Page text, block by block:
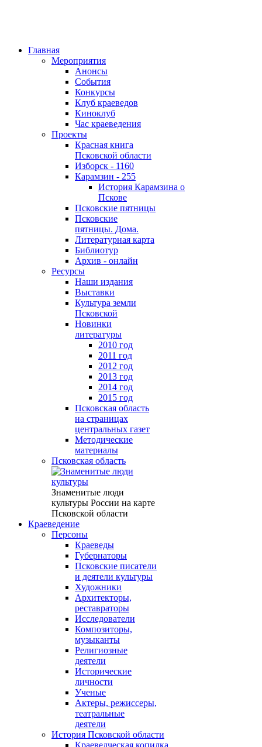
Главная
Мероприятия
Анонсы
События
Конкурсы
Клуб краеведов
Киноклуб
Час краеведения
Проекты
Красная книга
Псковской области
Изборск - 1160
Карамзин - 255
История Карамзина о
Пскове
Псковские пятницы
Псковские
пятницы. Дома.
Литературная карта
Библиотур
Архив - онлайн
Ресурсы
Наши издания
Выставки
Культура земли
Псковской
Новинки
литературы
2010 год
2011 год
2012 год
2013 год
2014 год
2015 год
Псковская область
на страницах
центральных газет
Методические
материалы
Псковская область
Знаменитые люди
культуры России на карте
Псковской области
Краеведение
Персоны
Краеведы
Губернаторы
Псковские писатели
и деятели культуры
Художники
Архитекторы,
реставраторы
Исследователи
Композиторы,
музыканты
Религиозные
деятели
Исторические
личности
Ученые
Актеры, режиссеры,
театральные
деятели
История Псковской области
Краеведческая копилка